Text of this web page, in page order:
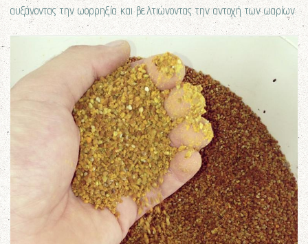
αυξάνοντας την ωορρηξία και βελτιώνοντας την αντοχή των ωαρίων.